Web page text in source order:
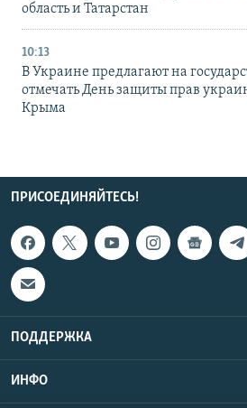
область и Татарстан
10:13
В Украине предлагают на
отмечать День защиты прав
Крыма
ПРИСОЕДИНЯЙТЕСЬ!
ПОДДЕРЖКА
ИНФО